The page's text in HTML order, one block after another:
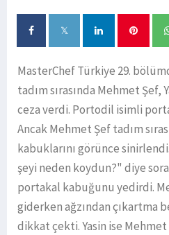
MasterChef Türkiye 29.
tadım sırasında Mehmet
ceza verdi. Portodil isimli
Ancak Mehmet Şef tadım
kabuklarını görünce
şeyi neden koydun?" diye
portakal kabuğunu yedirdi.
giderken ağzından çıkartma
dikkat çekti. Yasin ise Mehmet